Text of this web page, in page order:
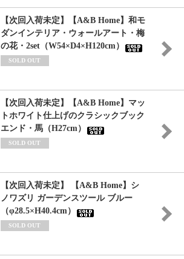
【次回入荷未定】【A&B Home】和モ
ダンインテリア・ウォールアート・梅
の花・2set（W54×D4×H120cm）
SOLD OUT
【次回入荷未定】【A&B Home】マッ
トホワイト仕上げのクラシックブック
エンド・馬（H27cm）
SOLD OUT
【次回入荷未定】 【A&B Home】シ
ノワズリ ガーデンスツール ブルー
（φ28.5×H40.4cm）
SOLD OUT